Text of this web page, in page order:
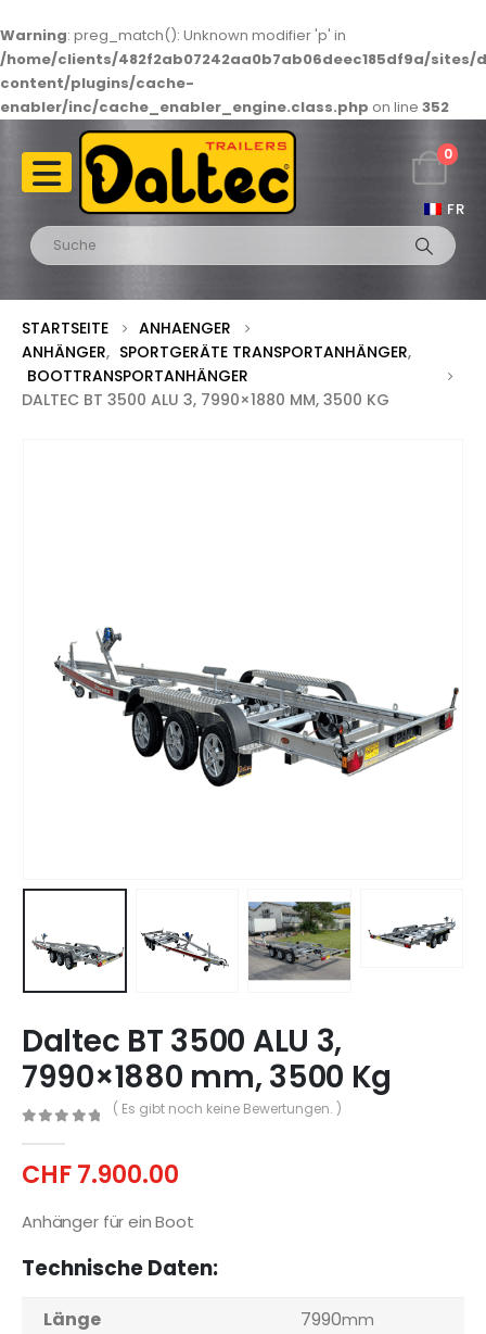
Warning: preg_match(): Unknown modifier 'p' in
/home/clients/482f2ab07242aa0b7ab06deec185df9a/
content/plugins/cache-
enabler/inc/cache_enabler_engine.class.php on line 352
FR
0
STARTSEITE
ANHAENGER
ANHÄNGER, SPORTGERÄTE TRANSPORTANHÄNGER,
BOOTTRANSPORTANHÄNGER
DALTEC BT 3500 ALU 3, 7990×1880 MM, 3500 KG
Daltec BT 3500 ALU 3,
7990×1880 mm, 3500 Kg
( Es gibt noch keine Bewertungen. )
CHF7.900.00
Anhänger für ein Boot
Technische Daten:
Länge 7990mm